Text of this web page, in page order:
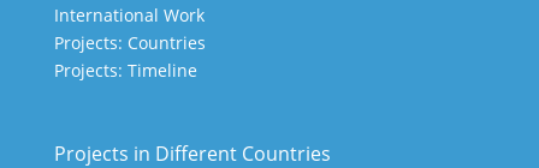
International Work
Projects: Countries
Projects: Timeline
Projects in Different Countries